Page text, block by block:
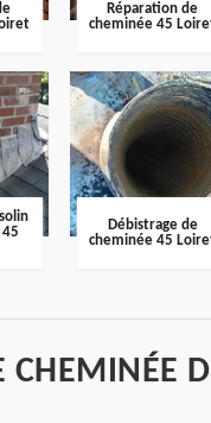
Réparation de
cheminée 45
Débistrage de
cheminée 45
CHEMINÉE